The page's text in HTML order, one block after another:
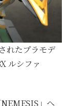
れたプラモデ
ルシファ
」へ